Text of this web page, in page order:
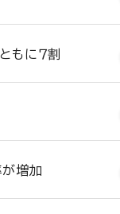
もに７割
増加